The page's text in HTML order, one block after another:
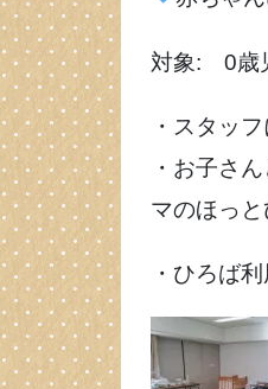
対象: 0歳
・スタッ
・お子さ
マのほっ
・ひろば